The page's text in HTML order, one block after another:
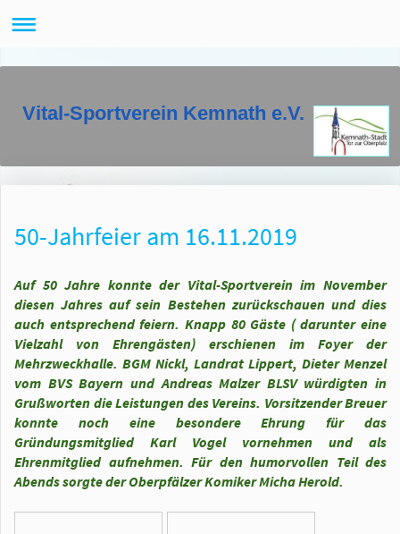
Vital-Sportverein Kemnath e.V.
50-Jahrfeier am 16.11.2019
Auf 50 Jahre konnte der Vital-Sportverein im November
diesen Jahres auf sein Bestehen zurückschauen und dies
auch entsprechend feiern. Knapp 80 Gäste ( darunter eine
Vielzahl von Ehrengästen) erschienen im Foyer der
Mehrzweckhalle. BGM Nickl, Landrat Lippert, Dieter Menzel
vom BVS Bayern und Andreas Malzer BLSV würdigten in
Grußworten die Leistungen des Vereins. Vorsitzender Breuer
konnte noch eine besondere Ehrung für das
Gründungsmitglied Karl Vogel vornehmen und als
Ehrenmitglied aufnehmen. Für den humorvollen Teil des
Abends sorgte der Oberpfälzer Komiker Micha Herold.